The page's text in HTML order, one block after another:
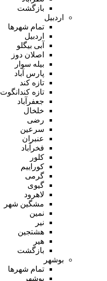
بازگشت
اردبیل
تمام شهر‌ها
اردبیل
آبی بیگلو
اصلان دوز
بیله سوار
پارس آباد
تازه کند
تازه کندانگوت
جعفرآباد
خلخال
رضی
سرعین
عنبران
فخرآباد
کلور
کوراییم
گرمی
گیوی
لاهرود
مشگین شهر
نمین
نیر
هشتجین
هیر
بازگشت
بوشهر
تمام شهر‌ها
بوشهر